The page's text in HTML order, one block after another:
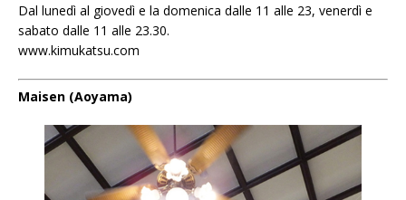
Dal lunedì al giovedì e la domenica dalle 11 alle 23, venerdì e
sabato dalle 11 alle 23.30.
www.kimukatsu.com
Maisen (Aoyama)